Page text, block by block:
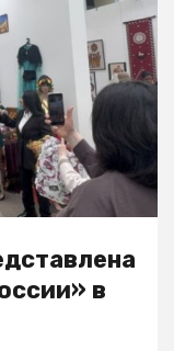
в